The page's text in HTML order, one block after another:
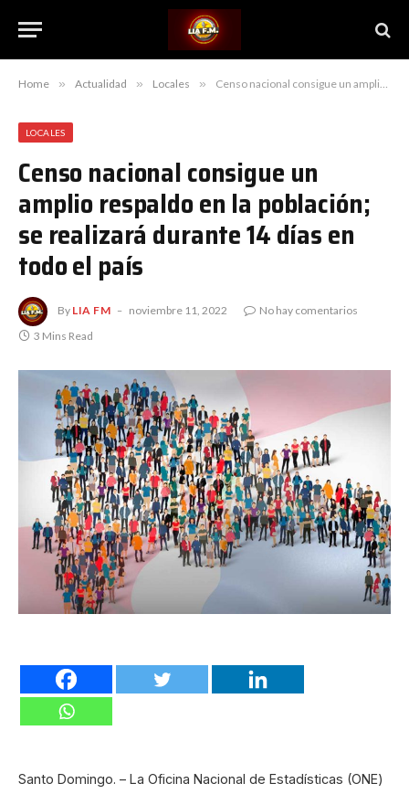
Home » Actualidad » Locales » Censo nacional consigue un amplio respaldo en la población; se realizará durante 14 días en todo el país
LOCALES
Censo nacional consigue un
amplio respaldo en la población;
se realizará durante 14 días en
todo el país
By LIA FM noviembre 11, 2022
No hay comentarios
3 Mins Read
Santo Domingo. – La Oficina Nacional de Estadísticas (ONE)